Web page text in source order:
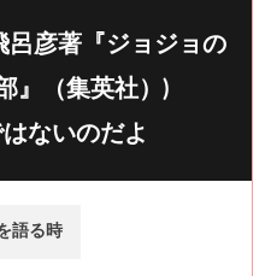
呂彦著『ジョジョの
』（集英社）)
ないのだよ
語る時